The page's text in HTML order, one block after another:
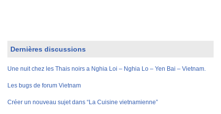
Dernières discussions
Une nuit chez les Thais noirs a Nghia Loi – Nghia Lo – Yen Bai – Vietnam.
Les bugs de forum Vietnam
Créer un nouveau sujet dans “La Cuisine vietnamienne”